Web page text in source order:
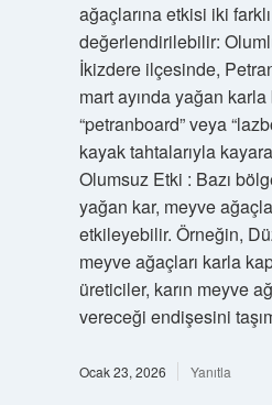
ağaçlarına etkisi iki
değerlendirilebilir:
İkizdere ilçesinde,
mart ayında yağan
“petranboard” veya
kayak tahtalarıyla
Olumsuz Etki : Bazı
yağan kar, meyve
etkileyebilir. Örneğin,
meyve ağaçları karla
üreticiler, karın meyve
vereceği endişesini
Ocak 23, 2026 Yanıtla